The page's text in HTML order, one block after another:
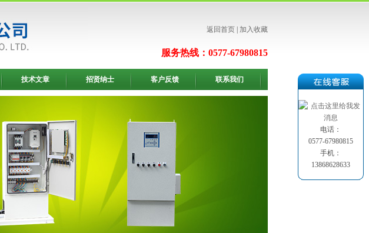
返回首页 加入收藏
服务热线：0577-67980815
技术文章 招贤纳士 客户反馈 联系我们
电话：
0577-67980815
手机：
13868628633